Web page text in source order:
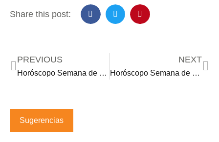
Share this post:
PREVIOUS
Horóscopo Semana de 8•14•23
NEXT
Horóscopo Semana de 8•28•23
Sugerencias